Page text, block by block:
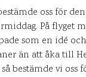
oss för
På flyget
som en idé
än att åka till
bestämde vi oss